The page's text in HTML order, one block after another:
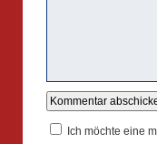
Ich möchte eine